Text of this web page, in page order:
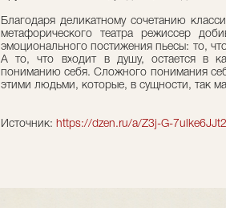
Благодаря деликатному сочетанию
метафорического театра режиссер
эмоционального постижения пьесы: то,
А то, что входит в душу, остается в
пониманию себя. Сложного понимания
этими людьми, которые, в сущности, так
Источник: https://dzen.ru/a/Z3j-G-7ulke6JJt2